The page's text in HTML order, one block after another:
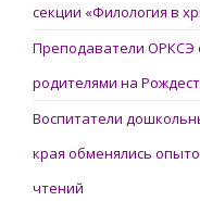
секции «Филология в
Преподаватели ОРКСЭ
родителями на
Воспитатели
края обменялись
чтений